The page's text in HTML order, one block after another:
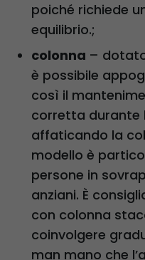
poiché richiede
equilibrio.;
colonna –
è possibile
così il
corretta durante
affaticando la
modello è
persone in
anziani. È
con colonna
coinvolgere
man mano che